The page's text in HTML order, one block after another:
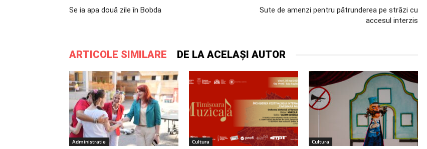
Se ia apa două zile în Bobda
Sute de amenzi pentru pătrunderea pe străzi cu
accesul interzis
ARTICOLE SIMILARE DE LA ACELAȘI AUTOR
Administratie Cultura Cultura